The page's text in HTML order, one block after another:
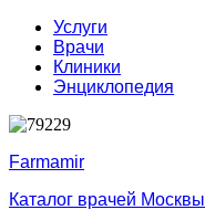
Услуги
Врачи
Клиники
Энциклопедия
Farmamir
Каталог врачей Москвы